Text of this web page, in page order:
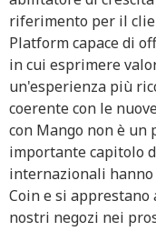
riferimento per il
Platform capace di
in cui esprimere
un'esperienza più
coerente con le
con Mango non è
importante capitolo
internazionali
Coin e si
nostri negozi nei